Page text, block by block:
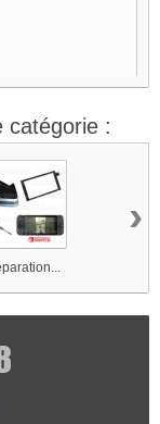
catégorie :
›